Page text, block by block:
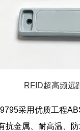
RFID超高频远
采用优质工程
抗金属、耐高温、